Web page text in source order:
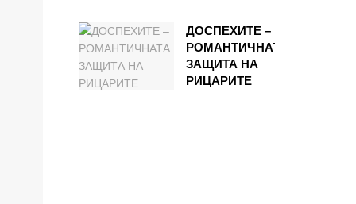
ДОСПЕХИТЕ –
РОМАНТИЧНАТА
ЗАЩИТА НА
РИЦАРИТЕ